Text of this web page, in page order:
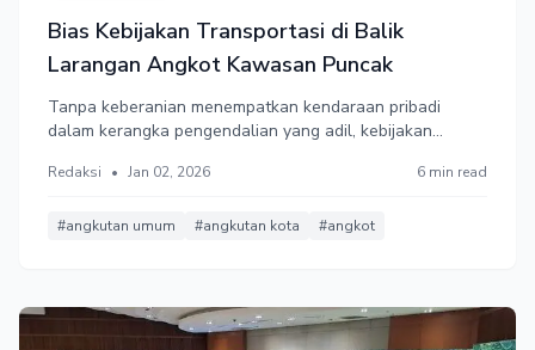
Bias Kebijakan Transportasi di Balik
Larangan Angkot Kawasan Puncak
Tanpa keberanian menempatkan kendaraan pribadi
dalam kerangka pengendalian yang adil, kebijakan
bukan sekadar kegagalan mengurai kemacetan,
angkotlah biang persoalan.
Redaksi • Jan 02, 2026 6 min read
#angkutan umum #angkutan kota #angkot